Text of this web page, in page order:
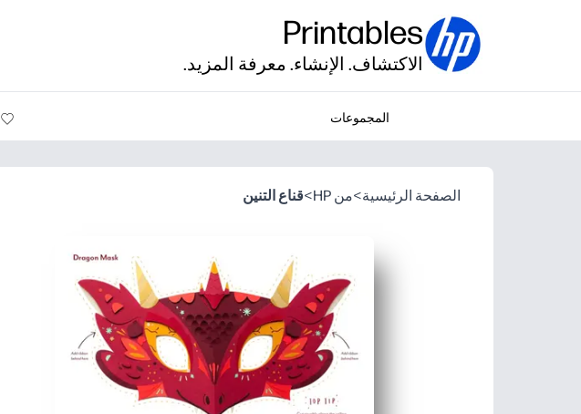
Printables
الاكتشاف. الإنشاء. معرفة المزيد.
المجموعات
الصفحة الرئيسية>من HP >قناع التنين